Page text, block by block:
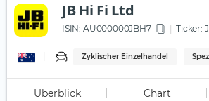
JB Hi Fi Ltd
ISIN: AU000000JBH7 Ticker:
Zyklischer Einzelhandel
Überblick Chart